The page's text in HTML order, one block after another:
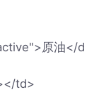
原油</d
td>